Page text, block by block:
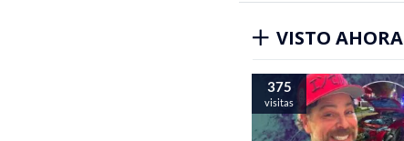
VISTO AHORA
375
visitas